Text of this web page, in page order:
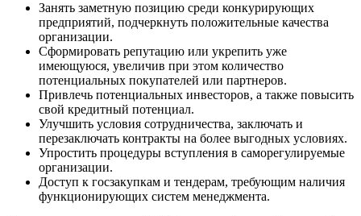
Занять заметную позицию среди конкурирующих
предприятий, подчеркнуть положительные качества
организации.
Сформировать репутацию или укрепить уже
имеющуюся, увеличив при этом количество
потенциальных покупателей или партнеров.
Привлечь потенциальных инвесторов, а также повысить
свой кредитный потенциал.
Улучшить условия сотрудничества, заключать и
перезаключать контракты на более выгодных условиях.
Упростить процедуры вступления в саморегулируемые
организации.
Доступ к госзакупкам и тендерам, требующим наличия
функционирующих систем менеджмента.